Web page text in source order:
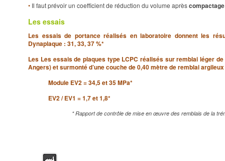
• Il faut prévoir un coefficient de réduction du volume après
Les essais
Les essais de portance réalisés en laboratoire donnent les
Dynaplaque : 31, 33, 37 %*
Les Les essais de plaques type LCPC réalisés sur remblai léger de
Angers) et surmonté d’une couche de 0,40 mètre de remblai
Module EV2 = 34,5 et 35 MPa*
EV2 / EV1 = 1,7 et 1,8*
* Rapport de contrôle de mise en œuvre des remblais de la